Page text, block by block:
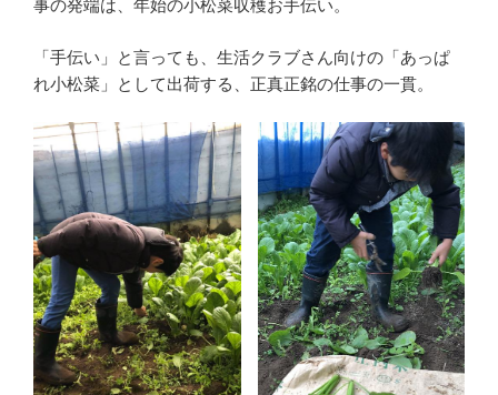
事の発端は、年始の小松菜収穫お手伝い。
「手伝い」と言っても、生活クラブさん向けの「あっぱ
れ小松菜」として出荷する、正真正銘の仕事の一貫。